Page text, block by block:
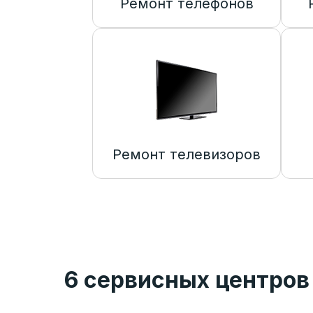
Ремонт телефонов
Ремонт телевизоров
6 сервисных центров